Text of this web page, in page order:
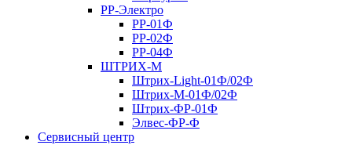
РР-Электро
РР-01Ф
РР-02Ф
РР-04Ф
ШТРИХ-М
Штрих-Light-01Ф/02Ф
Штрих-М-01Ф/02Ф
Штрих-ФР-01Ф
Элвес-ФР-Ф
Сервисный центр